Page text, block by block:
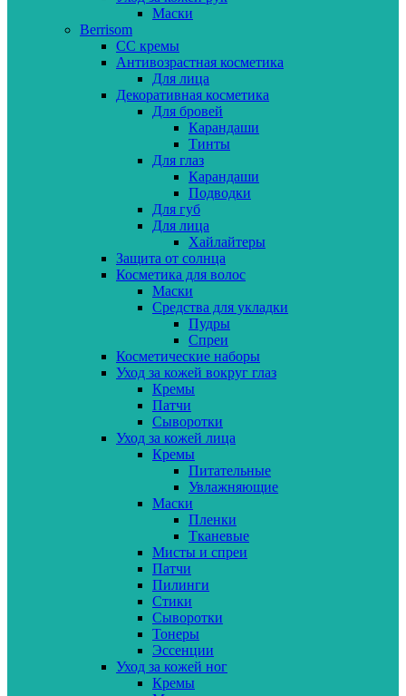
Маски
Berrisom
CC кремы
Антивозрастная косметика
Для лица
Декоративная косметика
Для бровей
Карандаши
Тинты
Для глаз
Карандаши
Подводки
Для губ
Для лица
Хайлайтеры
Защита от солнца
Косметика для волос
Маски
Средства для укладки
Пудры
Спреи
Косметические наборы
Уход за кожей вокруг глаз
Кремы
Патчи
Сыворотки
Уход за кожей лица
Кремы
Питательные
Увлажняющие
Маски
Пленки
Тканевые
Мисты и спреи
Патчи
Пилинги
Стики
Сыворотки
Тонеры
Эссенции
Уход за кожей ног
Кремы